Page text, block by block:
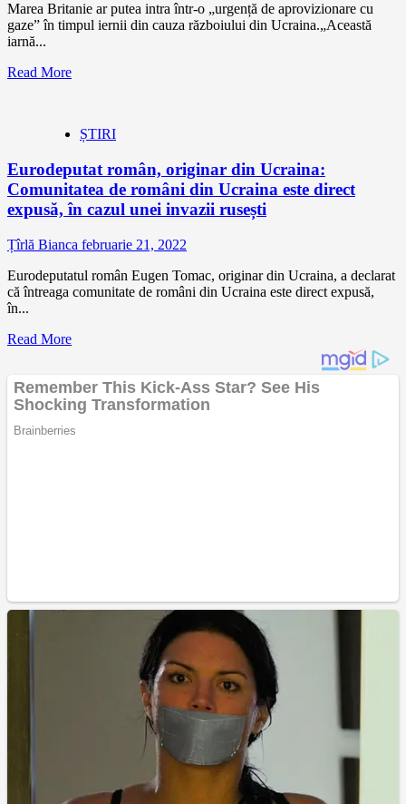
Marea Britanie ar putea intra într-o „urgență de aprovizionare cu
gaze” în timpul iernii din cauza războiului din Ucraina.„Această
iarnă...
Read More
ȘTIRI
Eurodeputat român, originar din Ucraina:
Comunitatea de români din Ucraina este direct
expusă, în cazul unei invazii rusești
Țîrlă Bianca februarie 21, 2022
Eurodeputatul român Eugen Tomac, originar din Ucraina, a declarat
că întreaga comunitate de români din Ucraina este direct expusă,
în...
Read More